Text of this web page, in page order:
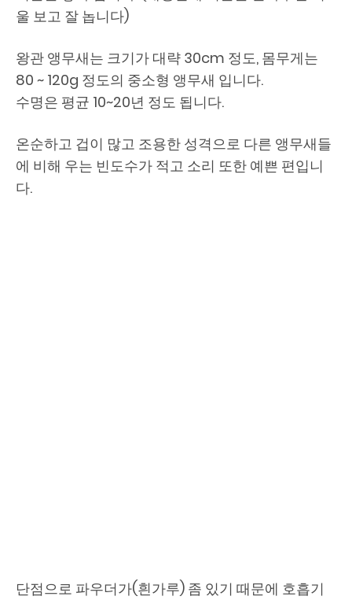
울 보고 잘 놉니다)
왕관 앵무새는 크기가 대략 30cm 정도, 몸무게는
80 ~ 120g 정도의 중소형 앵무새 입니다.
수명은 평균 10~20년 정도 됩니다.
온순하고 겁이 많고 조용한 성격으로 다른 앵무새들
에 비해 우는 빈도수가 적고 소리 또한 예쁜 편입니
다.
단점으로 파우더가(흰가루) 좀 있기 때문에 호흡기